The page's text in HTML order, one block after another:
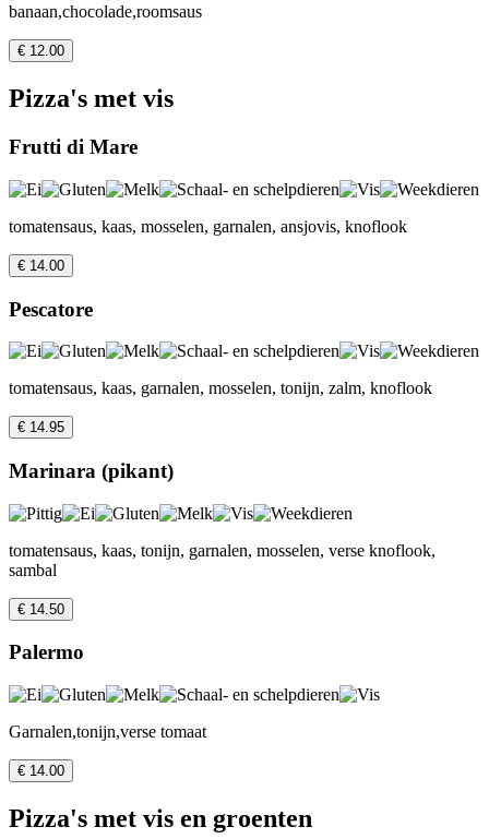
banaan,chocolade,roomsaus
€ 12.00
Pizza's met vis
Frutti di Mare
tomatensaus, kaas, mosselen, garnalen, ansjovis, knoflook
€ 14.00
Pescatore
tomatensaus, kaas, garnalen, mosselen, tonijn, zalm, knoflook
€ 14.95
Marinara (pikant)
tomatensaus, kaas, tonijn, garnalen, mosselen, verse knoflook,
sambal
€ 14.50
Palermo
Garnalen,tonijn,verse tomaat
€ 14.00
Pizza's met vis en groenten